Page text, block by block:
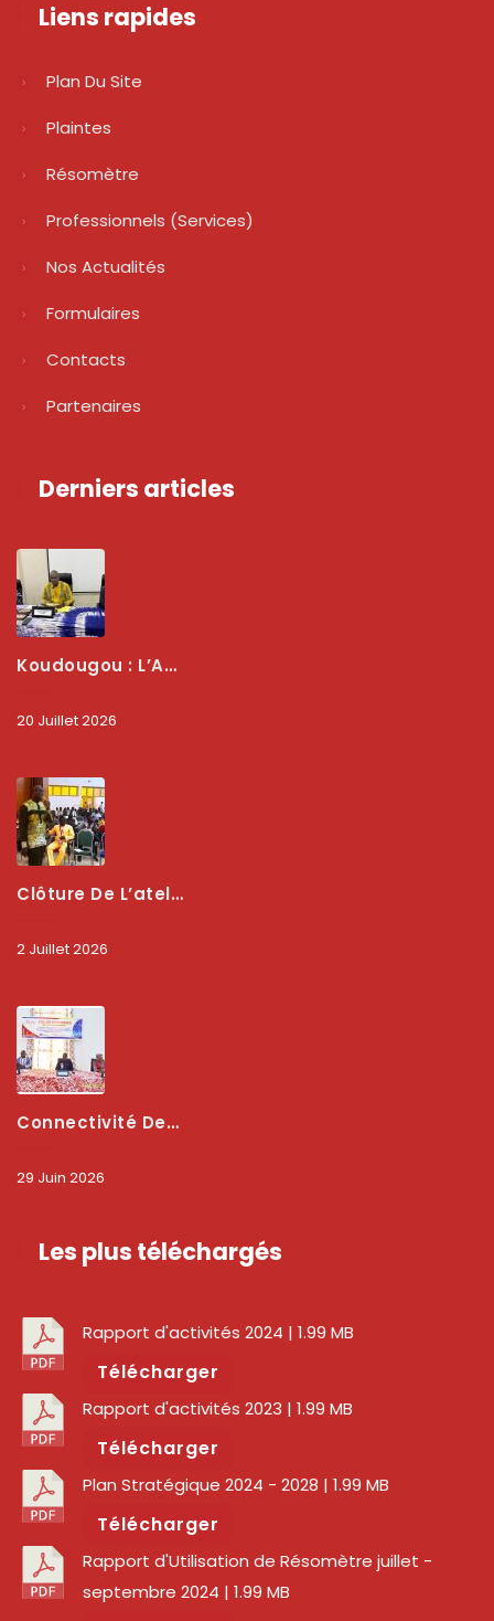
Liens rapides
Plan Du Site
Plaintes
Résomètre
Professionnels (services)
Nos Actualités
Formulaires
Contacts
Partenaires
Derniers articles
Koudougou : L’ARCEP Renforce Le Dialogue Avec Les Associations De Consommateurs Pour Mieux Protéger Les Usagers
20 Juillet 2026
Clôture De L’atelier National : L’ARCEP Et Les Collectivités Territoriales Consolident Leur Partenariat Pour Booster La Qualité Des Services Numériques
2 Juillet 2026
Connectivité Des Territoires : L’ARCEP Et Les Collectivités Territoriales Scellent Un Pacte Stratégique À Bobo-Dioulasso Pour Booster La Qualité Des Réseaux
29 Juin 2026
Les plus téléchargés
Rapport d'activités 2024 | 1.99 MB
Télécharger
Rapport d'activités 2023 | 1.99 MB
Télécharger
Plan Stratégique 2024 - 2028 | 1.99 MB
Télécharger
Rapport d'Utilisation de Résomètre juillet -
septembre 2024 | 1.99 MB